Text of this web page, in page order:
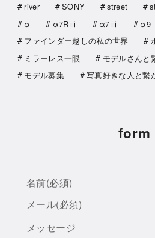
river
SONY street
α
α7Rⅲ α7ⅲ
α9
ファインダー越しの私の世界
ミラーレス一眼
モデルさんと
モデル募集
写真好きな人と繋
form
名前(必須)
メール(必須)
メッセージ